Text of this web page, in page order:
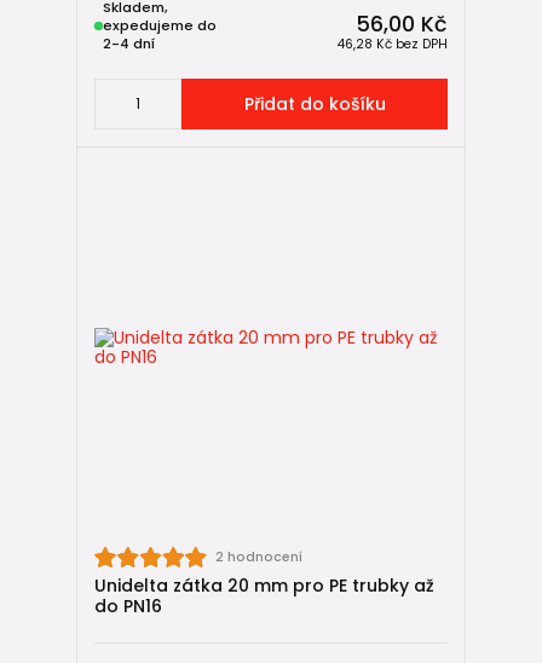
56,00 Kč
46,28 Kč bez DPH
Skladem,
expedujeme do
2-4 dní
Přidat do košíku
2 hodnocení
Unidelta zátka 20 mm pro PE trubky až
do PN16